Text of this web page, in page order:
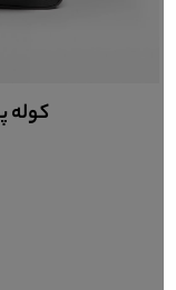
کوله